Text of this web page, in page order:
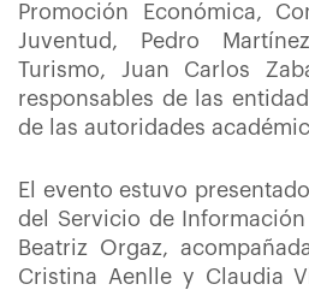
Promoción Económica,
Juventud, Pedro
Turismo, Juan Carlos
responsables de las
de las autoridades
El evento estuvo
del Servicio de Información
Beatriz Orgaz,
Cristina Aenlle y Claudia